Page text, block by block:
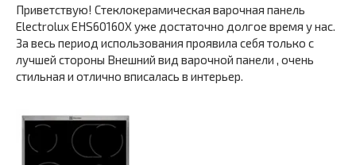
Приветствую! Стеклокерамическая варочная панель
Electrolux EHS60160X уже достаточно долгое время у нас.
За весь период использования проявила себя только с
лучшей стороны Внешний вид варочной панели , очень
стильная и отлично вписалась в интерьер.